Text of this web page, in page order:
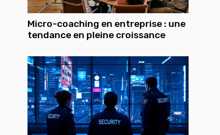
Micro-coaching en entreprise : une
tendance en pleine croissance